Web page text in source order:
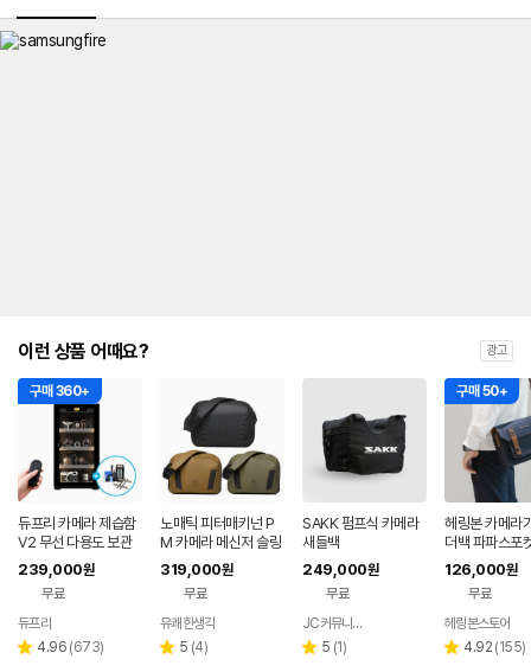
이런 상품 어때요? 광고
구매 360+
듀프리 카메라 제습함
V2 무선 다용도 보관
함 50L
239,000원
무료
듀프리
별 4.96 리
(673)
노매틱 피터매키넌 P
M 카메라 메신저 슬링
백 13L
319,000원
무료
유쾌한생각
별 5 리
(4)
SAKK 펌프식 카메라
새들백
249,000원
무료
JC커뮤니케이션
별 5 리
(1)
구매 50+
헤링본 카메라
더백 파파스포
즌5 스몰 소니
스 캐논 후지
126,000원
무료
헤링본스토어
별 4.92 리
(155)